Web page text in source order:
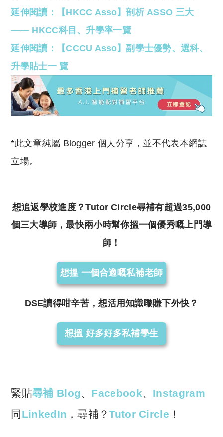
延伸閱讀：【HKCC Asso】剖析 ASSO 三大
—— HKCC科目、升學率一覽
延伸閱讀：【CCCU Asso】副學士優勢、選科、
升學貼士一 覽
*此文章純屬 Blogger 個人分享，並不代表本網誌
立場。
想追返學校進度？Tutor Circle尋補有超過35,000
個三大導師，最快兩小時幫你搵一個優秀嘅上門導
師！
想搵 一個合適嘅私補老師
DSE讀得咁辛苦，想活用知識嚟賺下外快？
想搵 好多好多私補學生
緊貼尋補 Blog、 Facebook、 Instagram
同 LinkedIn ，尋補？Tutor Circle ！